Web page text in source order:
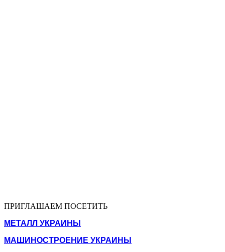
ПРИГЛАШАЕМ ПОСЕТИТЬ
МЕТАЛЛ УКРАИНЫ
МАШИНОСТРОЕНИЕ УКРАИНЫ